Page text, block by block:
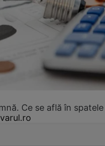
Ce se află în spatele